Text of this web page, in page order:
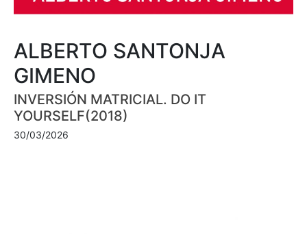
ALBERTO SANTONJA
GIMENO
INVERSIÓN MATRICIAL. DO IT
YOURSELF(2018)
30/03/2026